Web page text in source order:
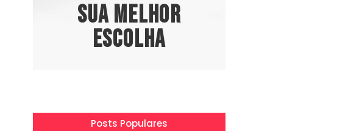
Sua melhor
escolha
Posts Populares